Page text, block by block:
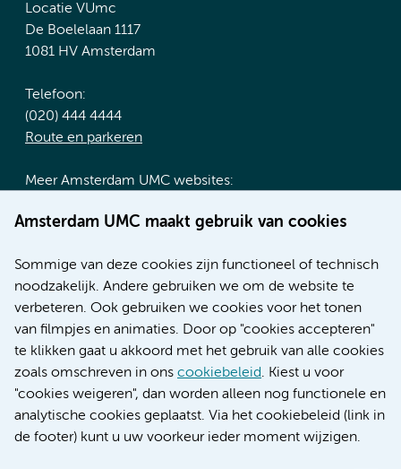
Amsterdam UMC maakt gebruik van cookies
Sommige van deze cookies zijn functioneel of technisch
noodzakelijk. Andere gebruiken we om de website te
verbeteren. Ook gebruiken we cookies voor het tonen
van filmpjes en animaties. Door op "cookies accepteren"
te klikken gaat u akkoord met het gebruik van alle cookies
zoals omschreven in ons cookiebeleid. Kiest u voor
"cookies weigeren", dan worden alleen nog functionele en
analytische cookies geplaatst. Via het cookiebeleid (link in
de footer) kunt u uw voorkeur ieder moment wijzigen.
Locatie VUmc
De Boelelaan 1117
1081 HV Amsterdam
Telefoon:
(020) 444 4444
Route en parkeren
Meer Amsterdam UMC websites:
Werken bij Amsterdam UMC
Nieuws
Research
Educatie locatie AMC
Educatie locatie VUmc
Verwijzen & diagnostiek